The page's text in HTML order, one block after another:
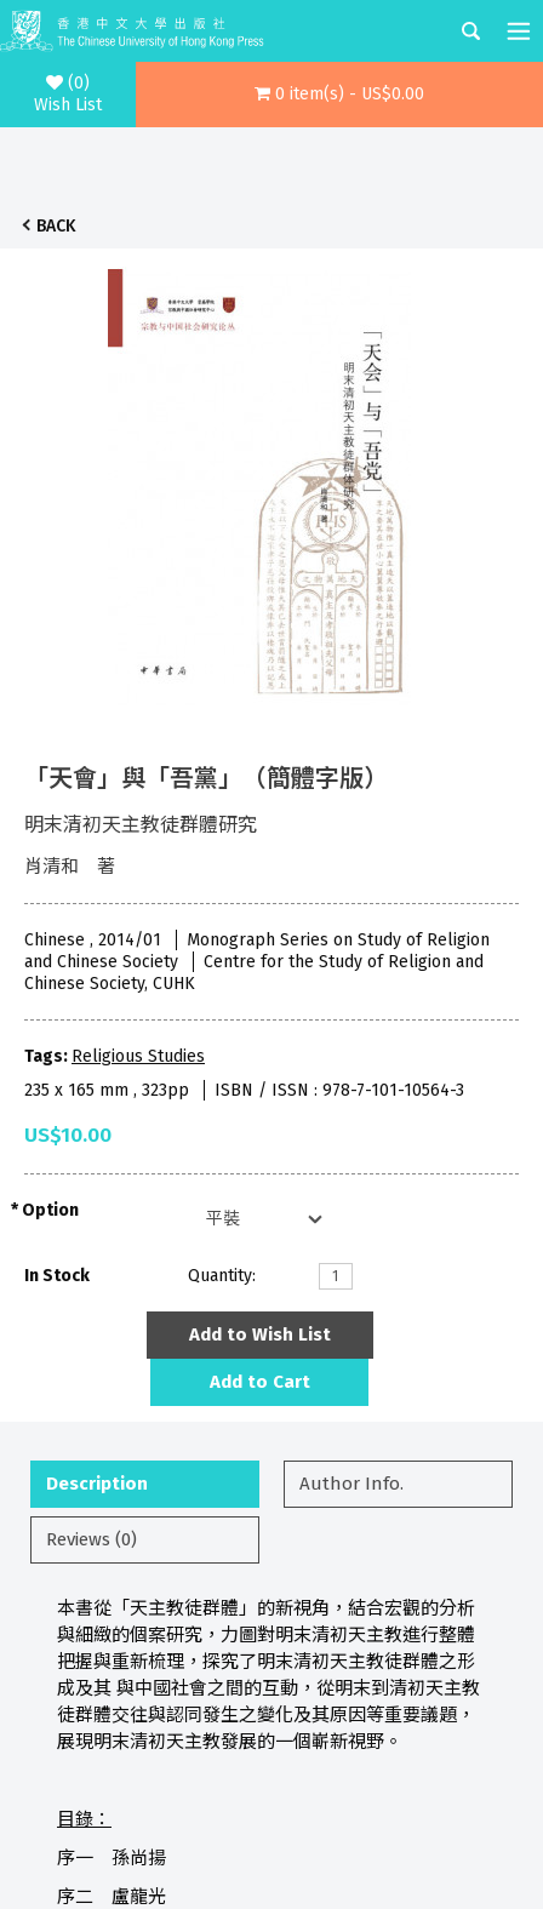
(0)
Wish List
0 item(s) - US$0.00
BACK
「天會」與「吾黨」（簡體字版）
明末清初天主教徒群體研究
肖清和 著
Chinese , 2014/01
Monograph Series on Study of Religion
and Chinese Society
Centre for the Study of Religion and
Chinese Society, CUHK
Tags: Religious Studies
235 x 165 mm , 323pp
ISBN / ISSN : 978-7-101-10564-3
US$10.00
Option
In Stock Quantity:
Add to Wish List
Add to Cart
Description Author Info.
Reviews (0)
本書從「天主教徒群體」的新視角，結合宏觀的分析
與細緻的個案研究，力圖對明末清初天主教進行整體
把握與重新梳理，探究了明末清初天主教徒群體之形
成及其 與中國社會之間的互動，從明末到清初天主教
徒群體交往與認同發生之變化及其原因等重要議題，
展現明末清初天主教發展的一個嶄新視野。
目錄：
序一 孫尚揚
序二 盧龍光